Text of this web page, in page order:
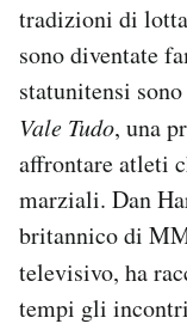
tradizioni di
sono diventate
statunitensi
Vale Tudo, una
affrontare atleti
marziali. Dan
britannico di
televisivo, ha
tempi gli